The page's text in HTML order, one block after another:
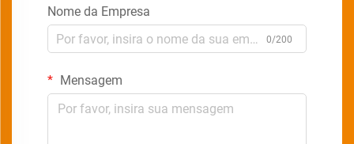
Nome da Empresa
0/200
Mensagem